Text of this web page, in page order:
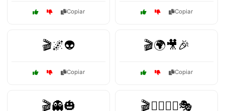
Copiar Copiar
🎬🌌👽
Copiar
🎬🌍🎥🎉
Copiar
🎬👻🎃 🎬🦸‍♂️🦸‍♀️🎭